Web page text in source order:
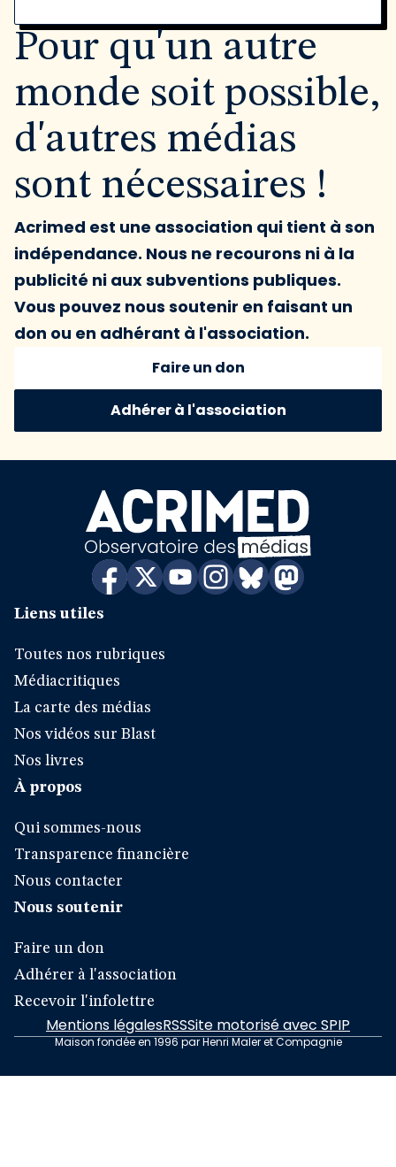
Pour qu'un autre
monde soit possible,
d'autres médias
sont nécessaires !
Acrimed est une association qui tient à son
indépendance. Nous ne recourons ni à la
publicité ni aux subventions publiques.
Vous pouvez nous soutenir en faisant un
don ou en adhérant à l'association.
Faire un don
Adhérer à l'association
Liens utiles
Toutes nos rubriques
Médiacritiques
La carte des médias
Nos vidéos sur Blast
Nos livres
À propos
Qui sommes-nous
Transparence financière
Nous contacter
Nous soutenir
Faire un don
Adhérer à l'association
Recevoir l'infolettre
Mentions légalesRSSSite motorisé avec SPIP
Maison fondée en 1996 par Henri Maler et Compagnie